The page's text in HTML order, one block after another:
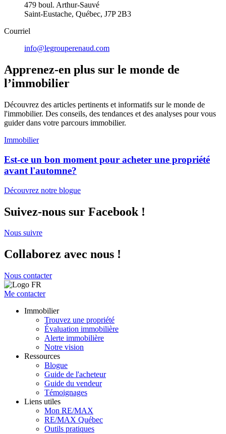
479 boul. Arthur-Sauvé
Saint-Eustache, Québec, J7P 2B3
Courriel
info@legrouperenaud.com
Apprenez-en plus sur le monde de
l’immobilier
Découvrez des articles pertinents et informatifs sur le monde de
l'immobilier. Des conseils, des tendances et des analyses pour vous
guider dans votre parcours immobilier.
Immobilier
Est-ce un bon moment pour acheter une propriété
avant l'automne?
Découvrez notre blogue
Suivez-nous sur Facebook !
Nous suivre
Collaborez avec nous !
Nous contacter
Me contacter
Immobilier
Trouvez une propriété
Évaluation immobilière
Alerte immobilière
Notre vision
Ressources
Blogue
Guide de l'acheteur
Guide du vendeur
Témoignages
Liens utiles
Mon RE/MAX
RE/MAX Québec
Outils pratiques